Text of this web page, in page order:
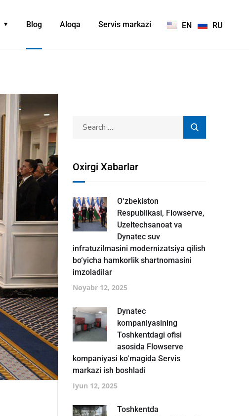
Blog Aloqa Servis markazi EN RU
Oxirgi Xabarlar
O‘zbekiston
Respublikasi, Flowserve,
Uzeltechsanoat va
Dynatec suv
infratuzilmasini modernizatsiya qilish
bo‘yicha hamkorlik shartnomasini
imzoladilar
Noyabr 12, 2025
Dynatec
kompaniyasining
Toshkentdagi ofisi
asosida Flowserve
kompaniyasi ko‘magida Servis
markazi ish boshladi
Iyun 12, 2025
Toshkentda